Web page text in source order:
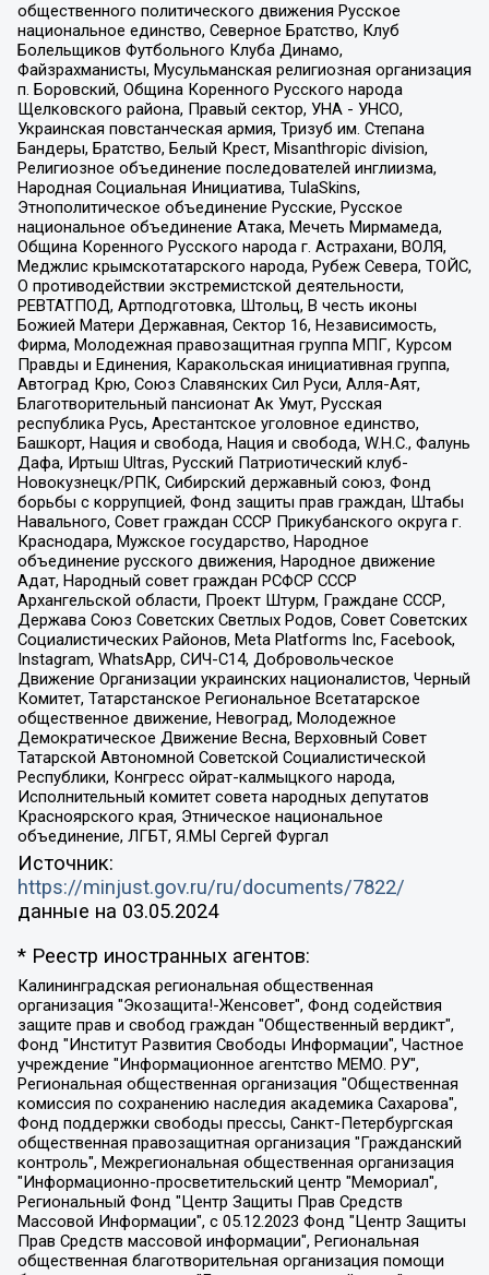
общественного политического движения Русское
национальное единство, Северное Братство, Клуб
Болельщиков Футбольного Клуба Динамо,
Файзрахманисты, Мусульманская религиозная организация
п. Боровский, Община Коренного Русского народа
Щелковского района, Правый сектор, УНА - УНСО,
Украинская повстанческая армия, Тризуб им. Степана
Бандеры, Братство, Белый Крест, Misanthropic division,
Религиозное объединение последователей инглиизма,
Народная Социальная Инициатива, TulaSkins,
Этнополитическое объединение Русские, Русское
национальное объединение Атака, Мечеть Мирмамеда,
Община Коренного Русского народа г. Астрахани, ВОЛЯ,
Меджлис крымскотатарского народа, Рубеж Севера, ТОЙС,
О противодействии экстремистской деятельности,
РЕВТАТПОД, Артподготовка, Штольц, В честь иконы
Божией Матери Державная, Сектор 16, Независимость,
Фирма, Молодежная правозащитная группа МПГ, Курсом
Правды и Единения, Каракольская инициативная группа,
Автоград Крю, Союз Славянских Сил Руси, Алля-Аят,
Благотворительный пансионат Ак Умут, Русская
республика Русь, Арестантское уголовное единство,
Башкорт, Нация и свобода, Нация и свобода, W.H.С., Фалунь
Дафа, Иртыш Ultras, Русский Патриотический клуб-
Новокузнецк/РПК, Сибирский державный союз, Фонд
борьбы с коррупцией, Фонд защиты прав граждан, Штабы
Навального, Совет граждан СССР Прикубанского округа г.
Краснодара, Мужское государство, Народное
объединение русского движения, Народное движение
Адат, Народный совет граждан РСФСР СССР
Архангельской области, Проект Штурм, Граждане СССР,
Держава Союз Советских Светлых Родов, Совет Советских
Социалистических Районов, Meta Platforms Inc, Facebook,
Instagram, WhatsApp, СИЧ-С14, Добровольческое
Движение Организации украинских националистов, Черный
Комитет, Татарстанское Региональное Всетатарское
общественное движение, Невоград, Молодежное
Демократическое Движение Весна, Верховный Совет
Татарской Автономной Советской Социалистической
Республики, Конгресс ойрат-калмыцкого народа,
Исполнительный комитет совета народных депутатов
Красноярского края, Этническое национальное
объединение, ЛГБТ, Я.МЫ Сергей Фургал
Источник:
https://minjust.gov.ru/ru/documents/7822/
данные на 03.05.2024
* Реестр иностранных агентов:
Калининградская региональная общественная организация "Экозащита!-Женсовет", Фонд содействия защите прав и свобод граждан "Общественный вердикт", Фонд "Институт Развития Свободы Информации", Частное учреждение "Информационное агентство МЕМО. РУ", Региональная общественная организация "Общественная комиссия по сохранению наследия академика Сахарова", Фонд поддержки свободы прессы, Санкт-Петербургская общественная правозащитная организация "Гражданский контроль", Межрегиональная общественная организация "Информационно-просветительский центр "Мемориал", Региональный Фонд "Центр Защиты Прав Средств Массовой Информации", с 05.12.2023 Фонд "Центр Защиты Прав Средств массовой информации", Региональная общественная благотворительная организация помощи беженцам и мигрантам "Гражданское содействие", Негосударственное образовательное учреждение дополнительного профессионального образования (повышение квалификации) специалистов "АКАДЕМИЯ ПО ПРАВАМ ЧЕЛОВЕКА", Свердловская региональная общественная организация "Сутяжник", Автономная некоммерческая организация "Центр независимых социологических исследований", Союз общественных объединений "Российский исследовательский центр по правам человека", Региональное общественное учреждение научно-информационный центр "МЕМОРИАЛ", Некоммерческая организация "Фонд защиты гласности", Автономная некоммерческая организация "Институт прав человека", Городская общественная организация "Екатеринбургское общество "МЕМОРИАЛ", Городская общественная организация "Рязанское историко-просветительское и правозащитное общество "Мемориал" (Рязанский Мемориал), Челябинский региональный орган общественной самодеятельности – женское общественное объединение "Женщины Евразии", Челябинский региональный орган общественной самодеятельности "Уральская правозащитная группа", Фонд содействия защите здоровья и социальной справедливости имени Андрея Рылькова, Автономная Некоммерческая Организация "Аналитический Центр Юрия Левады", Автономная некоммерческая организация социальной поддержки населения "Проект Апрель", Региональная общественная организация помощи женщинам и детям, находящимся в кризисной ситуации "Информационно-методический центр "Анна", Фонд содействия развитию массовых коммуникаций и правовому просвещению "Так-так-Так", Фонд содействия устойчивому развитию "Серебряная тайга", Свердловский региональный общественный фонд социальных проектов "Новое время", "Idel.Реалии", Кавказ.Реалии, Крым.Реалии, Телеканал Настоящее Время, Татаро-башкирская служба Радио Свобода (Azatliq Radiosi), Радио Свободная Европа/Радио Свобода (PCE/PC), "Сибирь.Реалии", "Фактограф", Благотворительный фонд помощи осужденным и их семьям, Автономная некоммерческая организация "Институт глобализации и социальных движений", Фонд "В защиту прав заключенных", Частное учреждение "Центр поддержки и содействия развитию средств массовой информации", Пензенский региональный общественный благотворительный фонд "Гражданский союз", "Север.Реалии", Некоммерческая организация Фонд "Правовая инициатива", Общество с ограниченной ответственностью "Радио Свободная Европа/Радио Свобода", Чешское информационное агентство "MEDIUM-ORIENT", Красноярская региональная общественная организация "Мы против СПИДа", Камалягин Денис Николаевич, Маркелов Сергей Евгеньевич, Пономарев Лев Александрович, Савицкая Людмила Алексеевна, Автономная некоммерческая организация "Центр по работе с проблемой насилия "НАСИЛИЮ.НЕТ", Межрегиональный профессиональный союз работников здравоохранения "Альянс врачей", Юридическое лицо, зарегистрированное в Латвийской Республике, SIA "Medusa Project" (регистрационный номер 40103797863, дата регистрации 10.06.2014), Некоммерческая организация "Фонд по борьбе с коррупцией", Автономная некоммерческая организация "Институт права и публичной политики", Баданин Роман Сергеевич, Гликин Максим Александрович, Железнова Мария Михайловна, Лукьянова Юлия Сергеевна, Маетная Елизавета Витальевна, Маняхин Петр Борисович, Чуракова Ольга Владимировна, Ярош Юлия Петровна, Юридическое лицо "The Insider SIA", зарегистрированное в Риге, Латвийская Республика (дата регистрации 26.06.2015), являющееся администратором доменного имени интернет-издания "The Insider SIA", https://theins.ru, Постернак Алексей Евгеньевич, Рубин Михаил Аркадьевич, Анин Роман Александрович, Юридическое лицо Istories fonds, зарегистрированное в Латвийской Республике (регистрационный номер 50008295751, дата регистрации 24.02.2020), Великовский Дмитрий Александрович, Долинина Ирина Николаевна, Мароховская Алеся Алексеевна, Шлейнов Роман Юрьевич, Шмагун Олеся Валентиновна, Общество с ограниченной ответственностью "Альтаир 2021", Общество с ограниченной ответственностью "Вега 2021", Общество с ограниченной ответственностью "Главный редактор 2021", Общество с ограниченной ответственностью "Ромашки монолит", Важенков Артем Валерьевич, Ивановская областная общественная организация "Центр гендерных исследований", Гурман Юрий Альбертович, Медиапроект "ОВД-Инфо", Егоров Владимир Владимирович, Жилинский Владимир Александрович, Общество с ограниченной ответственностью "ЗП", Иванова София Юрьевна, Карезина Инна Павловна, Кильтау Екатерина Викторовна, Петров Алексей Викторович, Пискунов Сергей Евгеньевич, Смирнов Сергей Сергеевич, Тихонов Михаил Сергеевич, Общество с ограниченной ответственностью "ЖУРНАЛИСТ-ИНОСТРАННЫЙ АГЕНТ", Арапова Галина Юрьевна, Вольтская Татьяна Анатольевна, Американская компания "Mason G.E.S. Anonymous Foundation" (США), являющаяся владельцем интернет-издания https://mnews.world/, Компания "Stichting Bellingcat", зарегистрированная в Нидерландах (дата регистрации 11.07.2018), Захаров Андрей Вячеславович, Клепиковская Екатерина Дмитриевна, Общество с ограниченной ответственностью "МЕМО", Перл Роман Александрович, Симонов Евгений Алексеевич, Соловьева Елена Анатольевна, Сотников Даниил Владимирович, Сурначева Елизавета Дмитриевна, Автономная некоммерческая организация по защите прав человека и информированию населения "Якутия – Наше Мнение", Общество с ограниченной ответственностью "Москоу диджитал медиа", с 26.01.2023 Общество с ограниченной ответственностью "Чайка Белые сады", Ветошкина Валерия Валерьевна, Заговора Максим Александрович, Межрегиональное общественное движение "Российская ЛГБТ - сеть", Оленичев Максим Владимирович, Павлов Иван Юрьевич, Скворцова Елена Сергеевна, Общество с ограниченной ответственностью "Как бы инагент", Кочетков Игорь Викторович, Общество с ограниченной ответственностью "Честные выборы", Еланчик Олег Александрович, Общество с ограниченной ответственностью "Нобелевский призыв", Гималова Регина Эмилевна, Григорьев Андрей Валерьевич, Григорьева Алина Александровна, Ассоциация по содействию защите прав призывников, альтернативнослужащих и военнослужащих "Правозащитная группа "Гражданин.Армия.Право", Хисамова Регина Фаритовна, Автономная некоммерческая организация по реализации социально-правовых программ "Лилит", Дальневосточное общественное движение "Маяк", Санкт-Петербургская ЛГБТ-инициативная группа "Выход", Инициативная группа ЛГБТ+ "Реверс", Алексеев Андрей Викторович, Бекбулатова Таисия Львовна, Беляев Иван Михайлович, Владыкина Елена Сергеевна, Гельман Марат Александрович, Никульшина Вероника Юрьевна, Толоконникова Надежда Андреевна, Шендерович Виктор Анатольевич, Общество с ограниченной ответственностью "Данное сообщение", Общество с ограниченной ответственностью Издательский дом "Новая глава", Айнбиндер Александра Александровна, Московский комьюнити-центр для ЛГБТ+инициатив, Благотворительный фонд развития филантропии, Deutsche Welle (Германия, Kurt-Schumacher-Strasse 3, 53113 Bonn), Борзунова Мария Михайловна, Воробьев Виктор Викторович, Голубева Анна Львовна, Константинова Алла Михайловна, Малкова Ирина Владимировна, Мурадов Мурад Абдулгалимович, Осетинская Елизавета Николаевна, Понасенков Евгений Николаевич, Ганапольский Матвей Юрьевич, Киселев Евгений Алексеевич, Борухович Ирина Григорьевна, Дремин Иван Тимофеевич, Дубровский Дмитрий Викторович, Красноярская региональная общественная организация поддержки и развития альтернативных образовательных технологий и межкультурных коммуникаций "ИНТЕРРА", Маяковская Екатерина Алексеевна, Фейгин Марк Захарович, Филимонов Андрей Викторович, Дзугкоева Регина Николаевна, Доброхотов Роман Александрович, Дудь Юрий Александрович, Елкин Сергей Владимирович, Кругликов Кирилл Игоревич, Сабунаева Мария Леонидовна, Семенов Алексей Владимирович, Шаинян Карен Багратович, Шульман Екатерина Михайловна, Асафьев Артур Валерьевич, Вахштайн Виктор Семенович, Венедиктов Алексей Алексеевич, Лушникова Екатерина Евгеньевна, Волков Леонид Михайлович, Невзоров Александр Глебович, Пархоменко Сергей Борисович, Сироткин Ярослав Николаевич, Кара-Мурза Владимир Владимирович, Баранова Наталья Владимировна, Гозман Леонид Яковлевич, Кагарлицкий Борис Юльевич, Климарев Михаил Валерьевич, Милов Владимир Станиславович, Автономная некоммерческая организация Краснодарский центр современного искусства "Типография", Моргенштерн Алишер Тагирович, Соболь Любовь Эдуардовна, Общество с ограниченной ответственностью "ЛИЗА НОРМ", Каспаров Гарри Кимович, Ходорковский Михаил Борисович, Общество с ограниченной ответственностью "Апрельские тезисы", Данилович Ирина Брониславовна, Кашин Олег Владимирович, Петров Николай Владимирович, Пивоваров Алексей Владимирович, Соколов Михаил Владимирович, Цветкова Юлия Владимировна, Чичваркин Евгений Александрович, Комитет против пыток/Команда против пыток, Общество с ограниченной ответственностью "Первый научный", Общество с ограниченной ответственностью "Вертолет и ко", Белоцерковская Вероника Борисовна, Кац Максим Евгеньевич, Лазарева Татьяна Юрьевна, Шаведдинов Руслан Табризович, Яшин Илья Валерьевич, Общество с ограниченной ответственностью "Иноагент ААВ", Алешковский Дмитрий Петрович, Альбац Евгения Марковна, Быков Дмитрий Львович, Галямина Юлия Евгеньевна, Лойко Сергей Леонидович, Мартынов Кирилл Константинович, Медведев Сергей Александрович, Крашенинников Федор Геннадиевич, Гордеева Катерина Вл